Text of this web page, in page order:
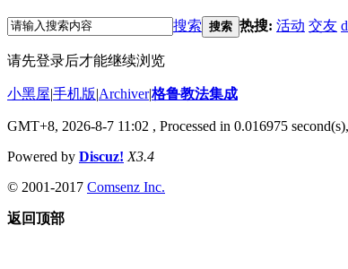
搜索 搜索 热搜: 活动 交友
请先登录后才能继续浏览
小黑屋|手机版|Archiver|格鲁教法集成
GMT+8, 2026-8-7 11:02 , Processed in 0.016975
Powered by Discuz! X3.4
© 2001-2017 Comsenz Inc.
返回顶部